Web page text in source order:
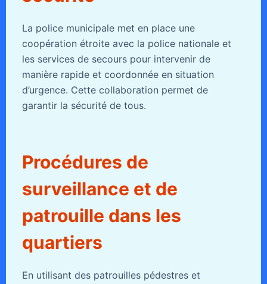
La police municipale met en place une
coopération étroite avec la police nationale et
les services de secours pour intervenir de
manière rapide et coordonnée en situation
d’urgence. Cette collaboration permet de
garantir la sécurité de tous.
Procédures de
surveillance et de
patrouille dans les
quartiers
En utilisant des patrouilles pédestres et